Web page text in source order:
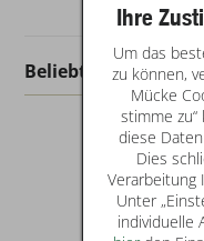
Beliebt in dieser
Ihre
Um das
zu können,
Mücke
stimme zu“
diese
Dies
Verarbeitung
Unter
individuelle